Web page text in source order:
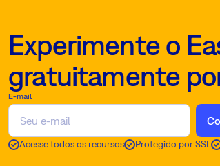
Experimente o
gratuitamente
E-mail
Acesse todos os recursos Protegido por SSL